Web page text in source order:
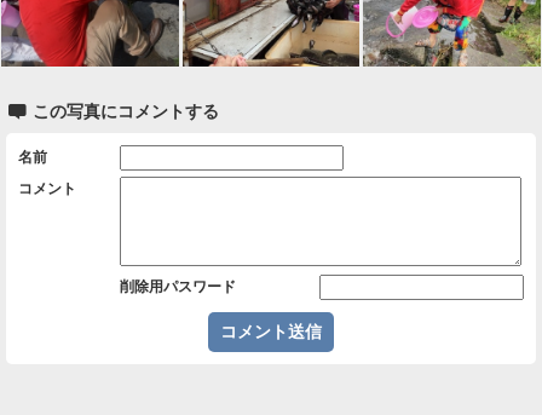
 この写真にコメントする
名前
コメント
削除用パスワード